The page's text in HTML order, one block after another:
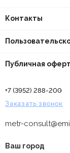
Контакты
Публичная
+7 (3952) 288-200
Заказать звонок
metr-
Ваш город